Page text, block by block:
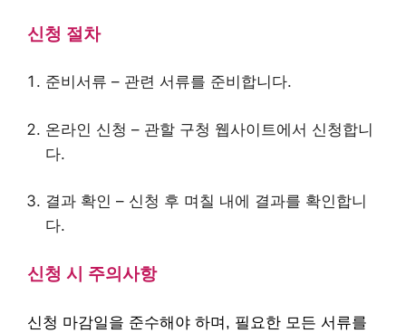
신청 절차
준비서류 – 관련 서류를 준비합니다.
온라인 신청 – 관할 구청 웹사이트에서 신청합니
다.
결과 확인 – 신청 후 며칠 내에 결과를 확인합니
다.
신청 시 주의사항
신청 마감일을 준수해야 하며, 필요한 모든 서류를